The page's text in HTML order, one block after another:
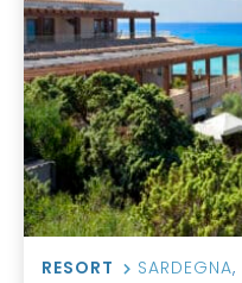
RESORT SARDEGNA,